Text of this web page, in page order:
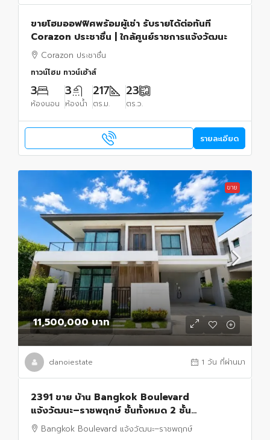
ขายโฮมออฟฟิศพร้อมผู้เช่า รับรายได้ต่อทันที
Corazon ประชาชื่น | ใกล้ศูนย์ราชการแจ้งวัฒนะ
Corazon ประชาชื่น
ทาวน์โฮม ทาวน์เฮ้าส์
3
ห้องนอน
3
ห้องน้ำ
217
ตร.ม.
23
ตร.ว.
รายละเอียด
ขาย
11,500,000 บาท
danoiestate 1 วัน ที่ผ่านมา
2391 ขาย บ้าน Bangkok Boulevard
แจ้งวัฒนะ–ราชพฤกษ์ ชั้นทั้งหมด 2 ชั้น
11500000 บาท ห้องนอน 4 ห้อง ห้องน้ำ 4 ห้อง
Bangkok Boulevard แจ้งวัฒนะ–ราชพฤกษ์